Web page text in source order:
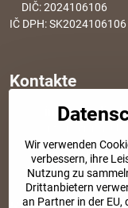
DIČ: 2024106106
IČ DPH: SK2024106106
Kontakte
+421 917 917
Tel.
Wir verwenden
verbessern, ihre
Nutzung zu
Drittanbietern
an Partner in der EU,